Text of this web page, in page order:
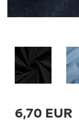
6,70 EUR